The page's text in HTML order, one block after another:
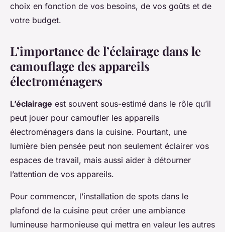
choix en fonction de vos besoins, de vos goûts et de
votre budget.
L’importance de l’éclairage dans le
camouflage des appareils
électroménagers
L’éclairage est souvent sous-estimé dans le rôle qu’il
peut jouer pour camoufler les appareils
électroménagers dans la cuisine. Pourtant, une
lumière bien pensée peut non seulement éclairer vos
espaces de travail, mais aussi aider à détourner
l’attention de vos appareils.
Pour commencer, l’installation de spots dans le
plafond de la cuisine peut créer une ambiance
lumineuse harmonieuse qui mettra en valeur les autres